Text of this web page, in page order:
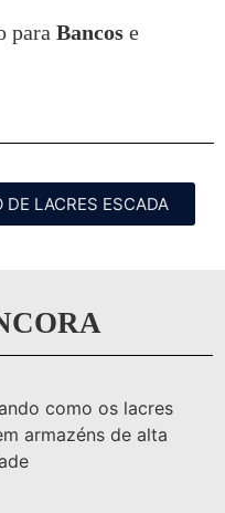
para Bancos e
LACRES ESCADA